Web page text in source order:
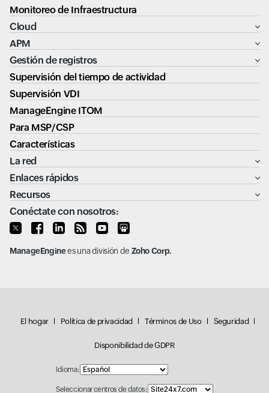
Monitoreo de Infraestructura
Cloud
APM
Gestión de registros
Supervisión del tiempo de actividad
Supervisión VDI
ManageEngine ITOM
Para MSP/CSP
Características
La red
Enlaces rápidos
Recursos
Conéctate con nosotros:
ManageEnginees una división de Zoho Corp.
El hogar Política de privacidad Términos de Uso Seguridad
Disponibilidad de GDPR
Idioma:
Seleccionar centros de datos: